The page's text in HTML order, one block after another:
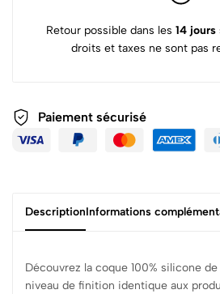
Retour possible dans les 14 jours
droits et taxes ne sont pas
Paiement sécurisé
DescriptionInformations
Découvrez la coque 100% silicone
niveau de finition identique aux